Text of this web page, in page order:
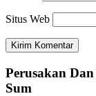
Situs Web
Perusakan
Sum